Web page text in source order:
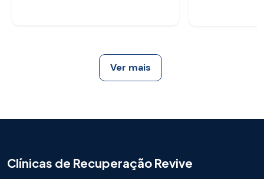
Ver mais
Clínicas de Recuperação Revive